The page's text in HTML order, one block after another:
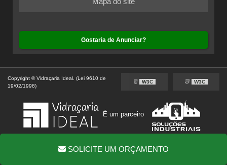
SOLICITE UM ORÇAMENTO
Gostaria de Anunciar?
Copyright © Vidraçaria Ideal. (Lei 9610 de
19/02/1998)
W3C W3C
É um parceiro